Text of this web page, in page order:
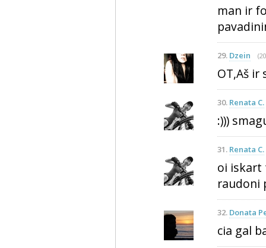
man ir
29. Dzein
OT,Aš ir
30. Renata C.
:)))
31. Renata C.
oi iskart
raudoni
32. Donata
cia gal